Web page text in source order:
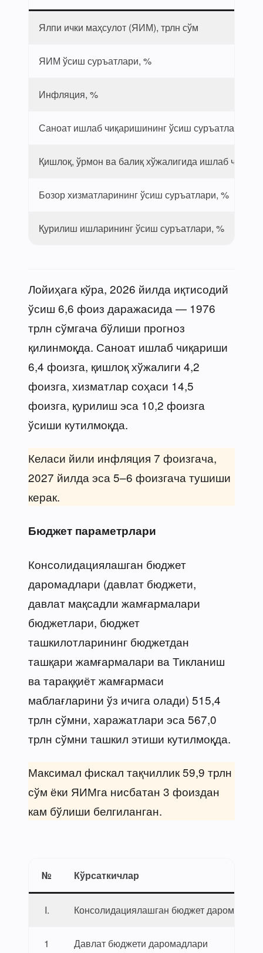
Ялпи ички маҳсулот (ЯИМ), трлн сўм
ЯИМ ўсиш суръатлари, %
Инфляция, %
Саноат ишлаб чиқаришининг ўсиш суръатлари, %
Қишлоқ, ўрмон ва балиқ хўжалигида ишлаб
Бозор хизматларининг ўсиш суръатлари, %
Қурилиш ишларининг ўсиш суръатлари, %
Лойиҳага кўра, 2026 йилда иқтисодий
ўсиш 6,6 фоиз даражасида — 1976
трлн сўмгача бўлиши прогноз
қилинмоқда. Саноат ишлаб чиқариши
6,4 фоизга, қишлоқ хўжалиги 4,2
фоизга, хизматлар соҳаси 14,5
фоизга, қурилиш эса 10,2 фоизга
ўсиши кутилмоқда.
Келаси йили инфляция 7 фоизгача,
2027 йилда эса 5–6 фоизгача тушиши
керак.
Бюджет параметрлари
Консолидациялашган бюджет
даромадлари (давлат бюджети,
давлат мақсадли жамғармалари
бюджетлари, бюджет
ташкилотларининг бюджетдан
ташқари жамғармалари ва Тикланиш
ва тараққиёт жамғармаси
маблағларини ўз ичига олади) 515,4
трлн сўмни, харажатлари эса 567,0
трлн сўмни ташкил этиши кутилмоқда.
Максимал фискал тақчиллик 59,9 трлн
сўм ёки ЯИМга нисбатан 3 фоиздан
кам бўлиши белгиланган.
№ Кўрсаткичлар
I. Консолидациялашган бюджет
1 Давлат бюджети даромадлари